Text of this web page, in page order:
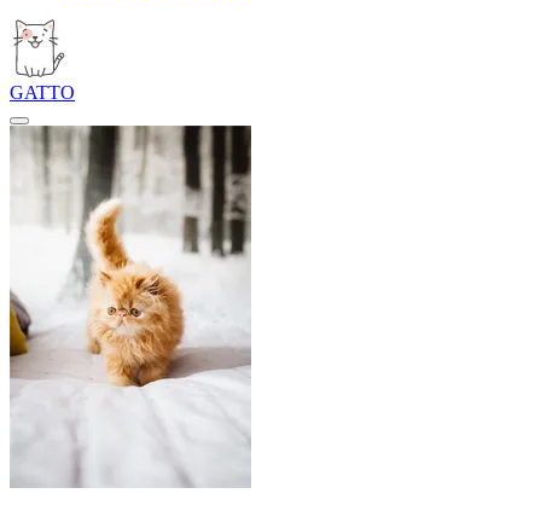
GATTO